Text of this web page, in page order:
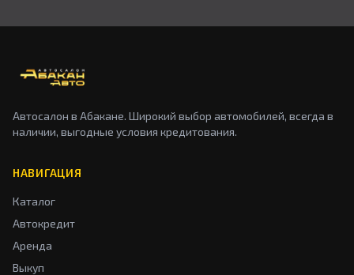
Автосалон в Абакане. Широкий выбор автомобилей, всегда в
наличии, выгодные условия кредитования.
НАВИГАЦИЯ
Каталог
Автокредит
Аренда
Выкуп